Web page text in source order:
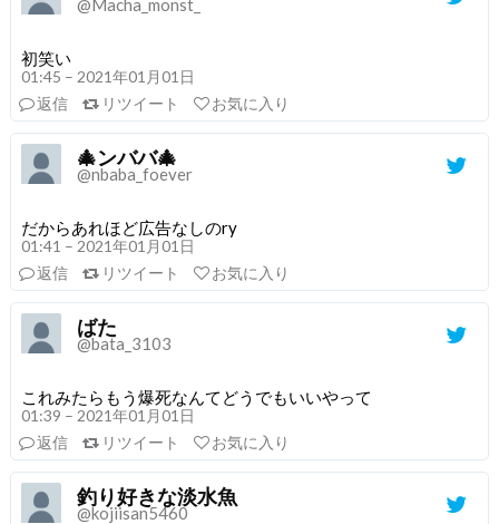
@Macha_monst_
初笑い
01:45 – 2021年01月01日
返信
リツイート お気に入り
🎄ンババ🎄
@nbaba_foever
だからあれほど広告なしのry
01:41 – 2021年01月01日
返信
リツイート お気に入り
ばた
@bata_3103
これみたらもう爆死なんてどうでもいいやって
01:39 – 2021年01月01日
返信
リツイート お気に入り
釣り好きな淡水魚
@kojiisan5460